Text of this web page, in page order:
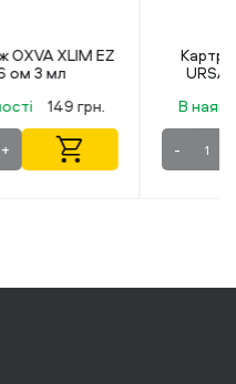
Картридж Lost Vape
URSA 0.8 ом MESH
В наявності
119 грн.
+